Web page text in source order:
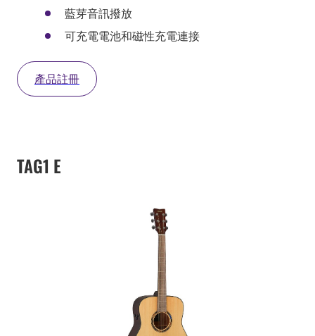
藍芽音訊撥放
可充電電池和磁性充電連接
產品註冊
TAG1 E